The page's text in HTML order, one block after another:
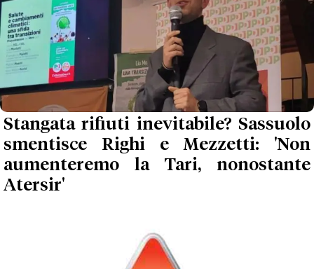
Stangata rifiuti inevitabile? Sassuolo
smentisce Righi e Mezzetti: 'Non
aumenteremo la Tari, nonostante
Atersir'